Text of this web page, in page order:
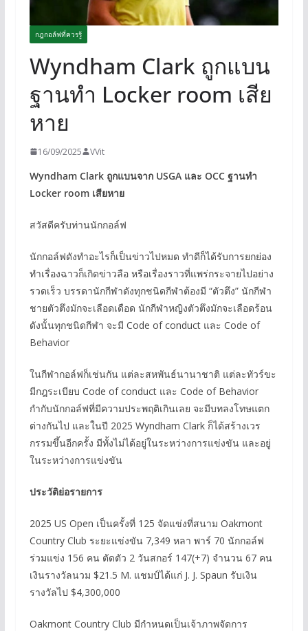
กฎกอล์ฟที่ควรรู้
Wyndham Clark ถูกแบน
ฐานทำ Locker room เสีย
หาย
16/09/2025 VVit
Wyndham Clark ถูกแบนจาก USGA และ OCC ฐานทำ
Locker room เสียหาย
สวัสดีครับท่านนักกอล์ฟ
นักกอล์ฟดังทำอะไรก็เป็นข่าวไปหมด ทำดีก็ได้รับการยกย่อง
ทำเรื่องฉาวก็เกิดข่าวลือ หรือเรื่องราวที่แพร่กระจายไปอย่าง
รวดเร็ว บรรดานักกีฬาดังทุกชนิดกีฬาต้องมี “ตัวตึง” นักกีฬา
ชายตัวตึงมักจะเลือดเดือด นักกีฬาหญิงตัวตึงมักจะเลือดร้อน
ดังนั้นทุกชนิดกีฬา จะมี Code of conduct และ Code of
Behavior
ในกีฬากอล์ฟก็เช่นกัน แต่ละสหพันธ์นานาชาติ แต่ละทัวร์ขะ
มีกฎระเบียบ Code of conduct และ Code of Behavior
กำกับนักกอล์ฟที่มีความประพฤติเกินเลย จะมีบทลงโทษแตก
ต่างกันไป และในปี 2025 Wyndham Clark ก็ได้สร้างเวร
กรรมขึ้นอีกครั้ง มีทั้งไม่ได้อยู่ในระหว่างการแข่งขัน และอยู่
ในระหว่างการแข่งขัน
ประวัติย่อรายการ
2025 US Open เป็นครั้งที่ 125 จัดแข่งที่สนาม Oakmont
Country Club ระยะแข่งขัน 7,349 หลา พาร์ 70 นักกอล์ฟ
ร่วมแข่ง 156 คน ตัดตัว 2 วันสกอร์ 147(+7) จำนวน 67 คน
เงินรางวัลนวม $21.5 M. แชมป์ได้แก่ J. J. Spaun รับเงิน
รางวัลไป $4,300,000
Oakmont Country Club มีกำหนดเป็นเจ้าภาพจัดการ